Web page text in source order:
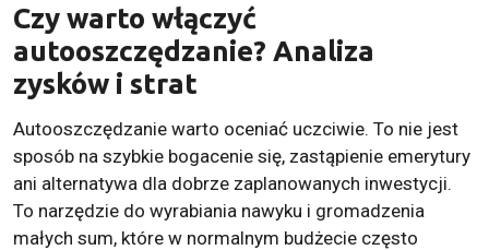
Czy warto włączyć
autooszczędzanie? Analiza
zysków i strat
Autooszczędzanie warto oceniać uczciwie. To nie jest
sposób na szybkie bogacenie się, zastąpienie emerytury
ani alternatywa dla dobrze zaplanowanych inwestycji.
To narzędzie do wyrabiania nawyku i gromadzenia
małych sum, które w normalnym budżecie często